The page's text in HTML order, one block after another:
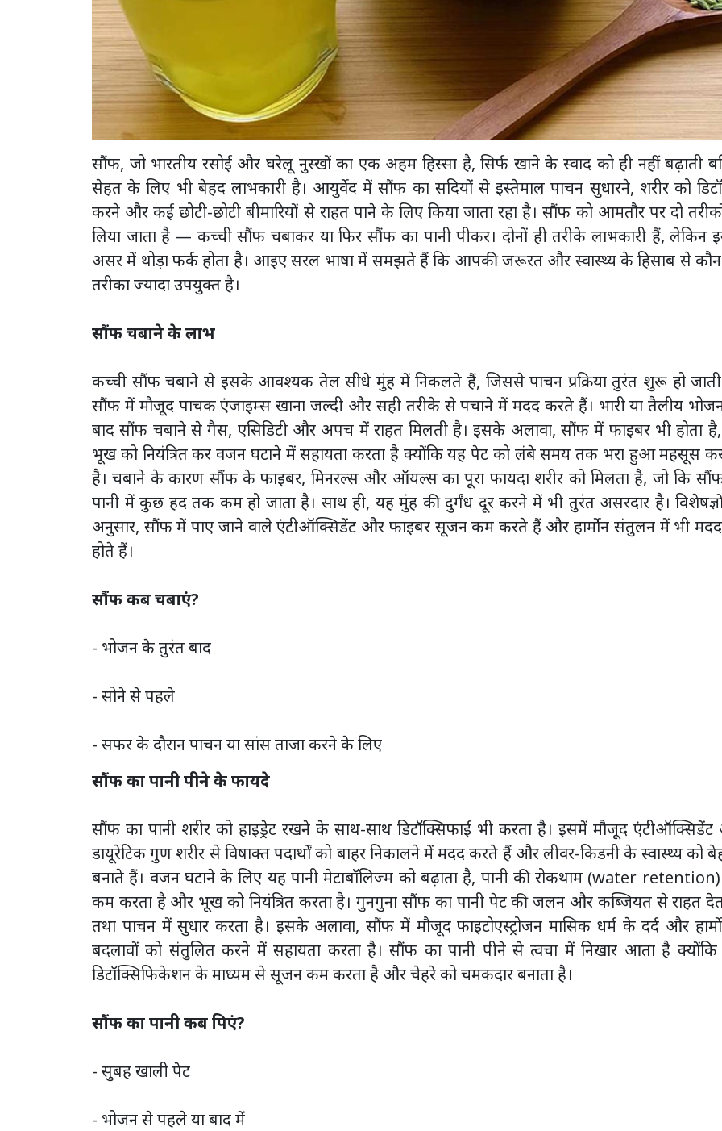
सौंफ, जो भारतीय रसोई और घरेलू नुस्खों का एक अहम हिस्सा है, सिर्फ खाने के स्वाद को ही नहीं बढ़ाती
सेहत के लिए भी बेहद लाभकारी है। आयुर्वेद में सौंफ का सदियों से इस्तेमाल पाचन सुधारने, शरीर को
करने और कई छोटी-छोटी बीमारियों से राहत पाने के लिए किया जाता रहा है। सौंफ को आमतौर पर दो
लिया जाता है — कच्ची सौंफ चबाकर या फिर सौंफ का पानी पीकर। दोनों ही तरीके लाभकारी हैं, लेकिन
असर में थोड़ा फर्क होता है। आइए सरल भाषा में समझते हैं कि आपकी जरूरत और स्वास्थ्य के हिसाब से
तरीका ज्यादा उपयुक्त है।
सौंफ चबाने के लाभ
कच्ची सौंफ चबाने से इसके आवश्यक तेल सीधे मुंह में निकलते हैं, जिससे पाचन प्रक्रिया तुरंत शुरू हो
सौंफ में मौजूद पाचक एंजाइम्स खाना जल्दी और सही तरीके से पचाने में मदद करते हैं। भारी या तैलीय
बाद सौंफ चबाने से गैस, एसिडिटी और अपच में राहत मिलती है। इसके अलावा, सौंफ में फाइबर भी होता
भूख को नियंत्रित कर वजन घटाने में सहायता करता है क्योंकि यह पेट को लंबे समय तक भरा हुआ महसूस
है। चबाने के कारण सौंफ के फाइबर, मिनरल्स और ऑयल्स का पूरा फायदा शरीर को मिलता है, जो कि
पानी में कुछ हद तक कम हो जाता है। साथ ही, यह मुंह की दुर्गंध दूर करने में भी तुरंत असरदार है।
अनुसार, सौंफ में पाए जाने वाले एंटीऑक्सिडेंट और फाइबर सूजन कम करते हैं और हार्मोन संतुलन में भी
होते हैं।
सौंफ कब चबाएं?
- भोजन के तुरंत बाद
- सोने से पहले
- सफर के दौरान पाचन या सांस ताजा करने के लिए
सौंफ का पानी पीने के फायदे
सौंफ का पानी शरीर को हाइड्रेट रखने के साथ-साथ डिटॉक्सिफाई भी करता है। इसमें मौजूद
डायूरेटिक गुण शरीर से विषाक्त पदार्थों को बाहर निकालने में मदद करते हैं और लीवर-किडनी के स्वास्थ्य को
बनाते हैं। वजन घटाने के लिए यह पानी मेटाबॉलिज्म को बढ़ाता है, पानी की रोकथाम (water
कम करता है और भूख को नियंत्रित करता है। गुनगुना सौंफ का पानी पेट की जलन और कब्जियत से राहत
तथा पाचन में सुधार करता है। इसके अलावा, सौंफ में मौजूद फाइटोएस्ट्रोजन मासिक धर्म के दर्द और
बदलावों को संतुलित करने में सहायता करता है। सौंफ का पानी पीने से त्वचा में निखार आता है
डिटॉक्सिफिकेशन के माध्यम से सूजन कम करता है और चेहरे को चमकदार बनाता है।
सौंफ का पानी कब पिएं?
- सुबह खाली पेट
- भोजन से पहले या बाद में